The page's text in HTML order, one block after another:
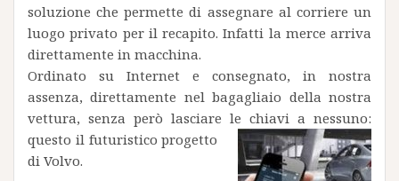
soluzione che permette di assegnare al corriere un
luogo privato per il recapito. Infatti la merce arriva
direttamente in macchina.
Ordinato su Internet e consegnato, in nostra
assenza, direttamente nel bagagliaio della nostra
vettura, senza però lasciare le chiavi a nessuno:
questo il futuristico progetto
di Volvo.